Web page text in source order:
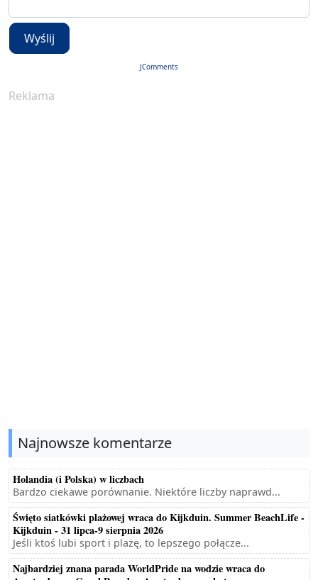
Wyślij
JComments
Reklama
Najnowsze komentarze
Holandia (i Polska) w liczbach
Bardzo ciekawe porównanie. Niektóre liczby naprawd...
Święto siatkówki plażowej wraca do Kijkduin. Summer BeachLife -
Kijkduin - 31 lipca-9 sierpnia 2026
Jeśli ktoś lubi sport i plażę, to lepszego połącze...
Najbardziej znana parada WorldPride na wodzie wraca do